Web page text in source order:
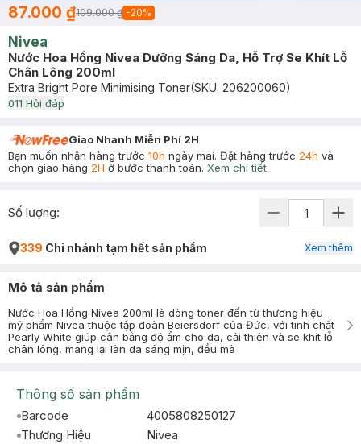
87.000 ₫109.000 ₫ -20%
Nivea
Nước Hoa Hồng Nivea Dưỡng Sáng Da, Hỗ Trợ Se Khít Lỗ
Chân Lông 200ml
Extra Bright Pore Minimising Toner(SKU: 206200060)
011 Hỏi đáp
Giao Nhanh Miễn Phí 2H
Bạn muốn nhận hàng trước 10h ngày mai. Đặt hàng trước 24h và
chọn giao hàng 2H ở bước thanh toán. Xem chi tiết
Số lượng:
339 Chi nhánh tạm hết sản phẩm Xem thêm
Mô tả sản phẩm
Nước Hoa Hồng Nivea 200ml là dòng toner đến từ thương hiệu
mỹ phẩm Nivea thuộc tập đoàn Beiersdorf của Đức, với tinh chất
Pearly White giúp cân bằng độ ẩm cho da, cải thiện và se khít lỗ
chân lông, mang lại làn da sáng mịn, đều mà
Thông số sản phẩm
Barcode
4005808250127
Thương Hiệu
Nivea